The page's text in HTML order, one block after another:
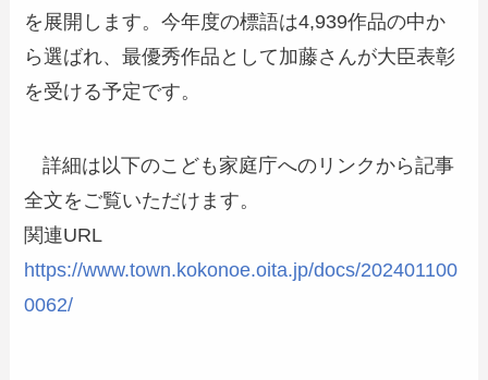
を展開します。今年度の標語は4,939作品の中か
ら選ばれ、最優秀作品として加藤さんが大臣表彰
を受ける予定です。
詳細は以下のこども家庭庁へのリンクから記事
全文をご覧いただけます。
関連URL
https://www.town.kokonoe.oita.jp/docs/202401100
0062/